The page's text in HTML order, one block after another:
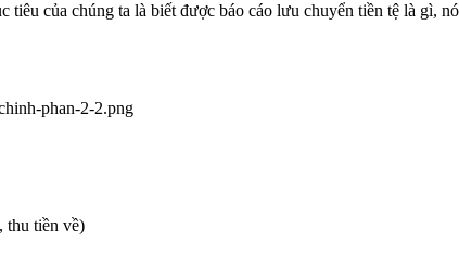
của chúng ta là biết được báo cáo lưu chuyển tiền tệ là gì,
thu tiền về)